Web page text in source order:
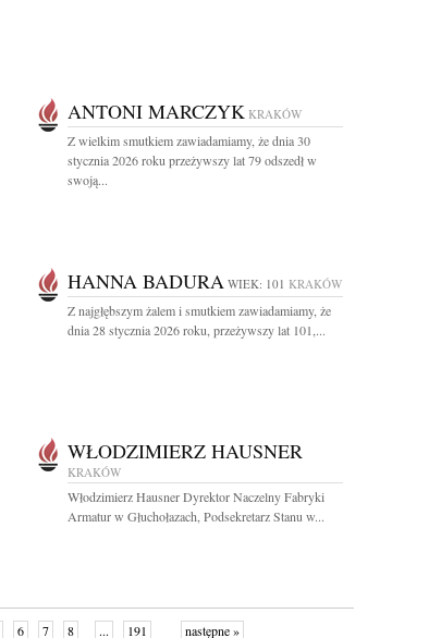
ANTONI MARCZYK KRAKÓW
Z wielkim smutkiem zawiadamiamy, że dnia 30
stycznia 2026 roku przeżywszy lat 79 odszedł w
swoją...
HANNA BADURA WIEK: 101 KRAKÓW
Z najgłębszym żalem i smutkiem zawiadamiamy, że
dnia 28 stycznia 2026 roku, przeżywszy lat 101,...
WŁODZIMIERZ HAUSNER
KRAKÓW
Włodzimierz Hausner Dyrektor Naczelny Fabryki
Armatur w Głuchołazach, Podsekretarz Stanu w...
6 7 8 ... 191 następne »